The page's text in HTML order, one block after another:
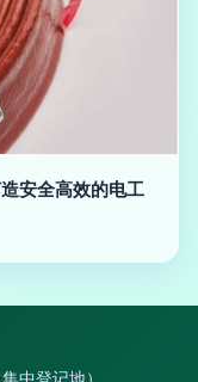
安全高效的电工
中登记地）